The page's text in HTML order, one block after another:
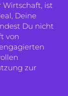
ist
Deine
Du nicht
von
zur